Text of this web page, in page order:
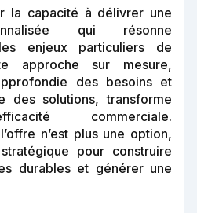
la capacité à délivrer une
qui résonne
enjeux particuliers de
approche sur mesure,
des besoins et
des solutions, transforme
commerciale.
n’est plus une option,
pour construire
durables et générer une